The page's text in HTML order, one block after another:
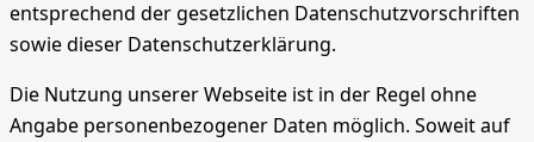
entsprechend der gesetzlichen Datenschutzvorschriften
sowie dieser Datenschutzerklärung.
Die Nutzung unserer Webseite ist in der Regel ohne
Angabe personenbezogener Daten möglich. Soweit auf